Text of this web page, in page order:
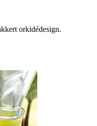
orkidédesign.